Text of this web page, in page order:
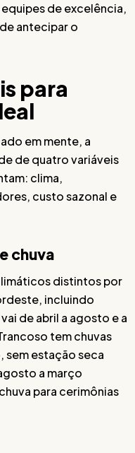
de excelência,
antecipar o
para
em mente, a
de quatro variáveis
clima,
custo sazonal e
chuva
distintos por
incluindo
de abril a agosto e a
tem chuvas
sem estação seca
a março
para cerimônias